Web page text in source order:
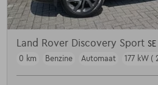
Land Rover Discovery Sport
0 km
Benzine Automaat 177 kW (